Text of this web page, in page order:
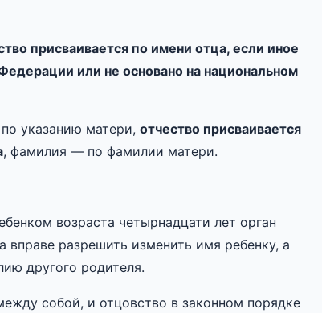
присваивается по имени отца, если иное
или не основано на национальном
указанию матери, отчество присваивается
, фамилия — по фамилии матери.
возраста четырнадцати лет орган
вправе разрешить изменить имя ребенку, а
другого родителя.
собой, и отцовство в законном порядке